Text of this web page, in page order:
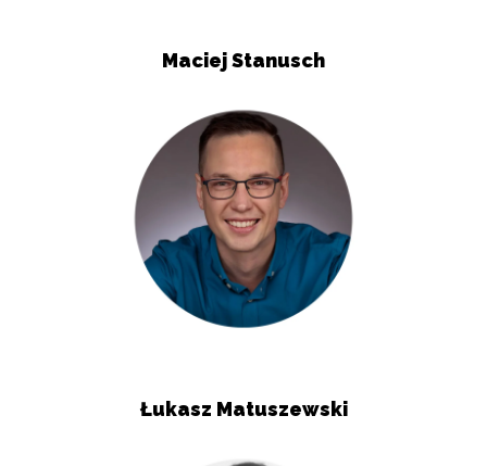
Maciej Stanusch
Łukasz Matuszewski